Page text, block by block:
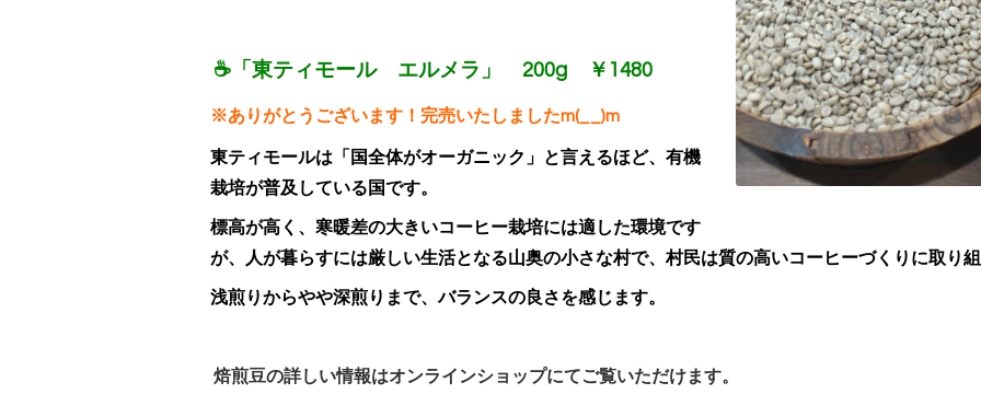
☕「東ティモール エルメラ」 200g ￥1480
※ありがとうございます！完売いたしましたm(__)m
東ティモールは「国全体がオーガニック」と言えるほど、有機
栽培が普及している国です。
標高が高く、寒暖差の大きいコーヒー栽培には適した環境です
が、人が暮らすには厳しい生活となる山奥の小さな村で、村民は質の高いコーヒーづくりに取り
浅煎りからやや深煎りまで、バランスの良さを感じます。
焙煎豆の詳しい情報はオンラインショップにてご覧いただけます。